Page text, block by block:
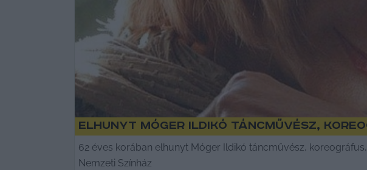
Elhunyt Móger Ildikó táncművész,
62 éves korában elhunyt Móger Ildikó táncművész,
Nemzeti Színház